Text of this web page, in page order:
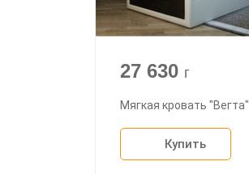
27 630 г
Мягкая кровать "Вегта"
Купить